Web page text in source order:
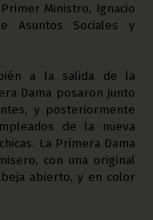
Ministro, Ignacio
Asuntos Sociales y
a la salida de la
Dama posaron junto
y posteriormente
de la nueva
La Primera Dama
con una original
abierto, y en color